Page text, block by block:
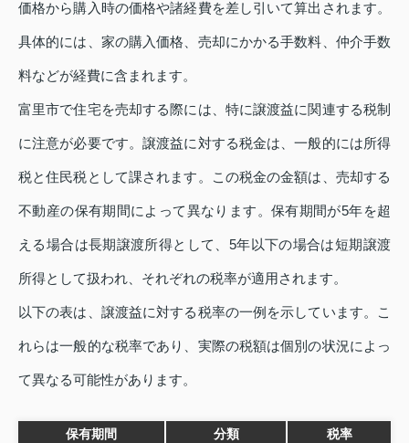
価格から購入時の価格や諸経費を差し引いて算出されます。
具体的には、家の購入価格、売却にかかる手数料、仲介手数
料などが経費に含まれます。
富里市で住宅を売却する際には、特に譲渡益に関連する税制
に注意が必要です。譲渡益に対する税金は、一般的には所得
税と住民税として課されます。この税金の金額は、売却する
不動産の保有期間によって異なります。保有期間が5年を超
える場合は長期譲渡所得として、5年以下の場合は短期譲渡
所得として扱われ、それぞれの税率が適用されます。
以下の表は、譲渡益に対する税率の一例を示しています。こ
れらは一般的な税率であり、実際の税額は個別の状況によっ
て異なる可能性があります。
保有期間 分類 税率